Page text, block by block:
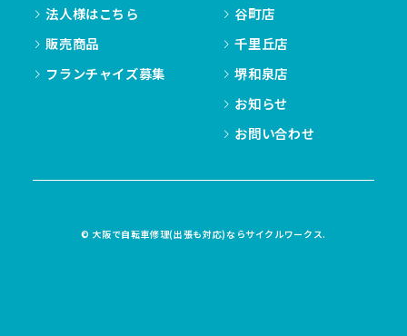
法人様はこちら
販売商品
フランチャイズ募集
谷町店
千里丘店
堺和泉店
お知らせ
お問い合わせ
© 大阪で自転車修理(出張も対応)ならサイクルワークス.